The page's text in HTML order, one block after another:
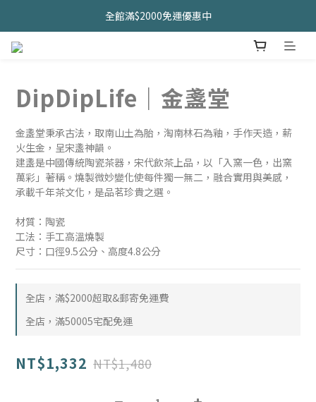
久坐神器>>坐&靠墊組合只要$1488
全館滿$2000免運優惠中
DipDipLife｜金盞堂
金盞堂秉承古法，取南山土為胎，淘南林石為釉，手作天造，薪
火生金，呈宋盞神韻。
建盞是中國傳統陶瓷茶器，宋代飲茶上品，以「入窯一色，出窯
萬彩」著稱。燒製微妙變化使每件獨一無二，融合實用與美感，
承載千年茶文化，是品茗珍貴之選。
材質：陶瓷
工法：手工高溫燒製
尺寸：口徑9.5公分、高度4.8公分
全店，滿$2000超取&郵寄免運費
全店，滿50005宅配免運
NT$1,332 NT$1,480